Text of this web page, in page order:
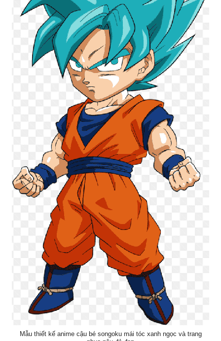
Mẫu thiết kế anime cậu bé songoku mái tóc xanh ngọc và trang
phục nâu đỏ đẹp